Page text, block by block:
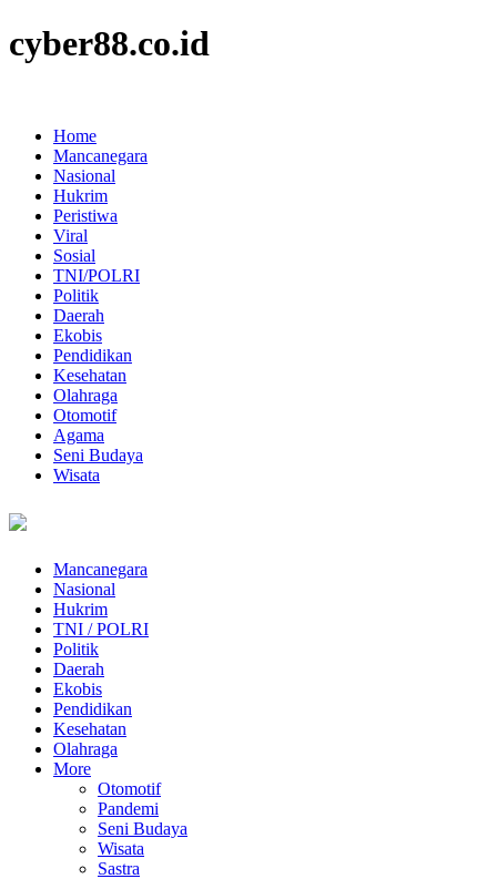
cyber88.co.id
Home
Mancanegara
Nasional
Hukrim
Peristiwa
Viral
Sosial
TNI/POLRI
Politik
Daerah
Ekobis
Pendidikan
Kesehatan
Olahraga
Otomotif
Agama
Seni Budaya
Wisata
Mancanegara
Nasional
Hukrim
TNI / POLRI
Politik
Daerah
Ekobis
Pendidikan
Kesehatan
Olahraga
More
Otomotif
Pandemi
Seni Budaya
Wisata
Sastra